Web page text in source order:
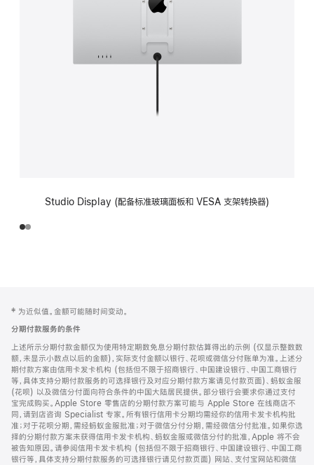
Studio Display (配备标准玻璃面板和 VESA 支架转换器)
页
页
脚
注
‡ 为近似值。金额可能随时间变动。
分期付款服务的条件
上述所示分期付款金额仅为使用特定期数免息分期付款估算得出的示例 (仅显示整数数
额，未显示小数点以后的金额)，实际支付金额以银行、花呗或微信分付账单为准。上述分
期付款方案由信用卡发卡机构 (包括但不限于招商银行、中国建设银行、中国工商银行
等，具体支持分期付款服务的可选择银行及对应分期付款方案请见付款页面)、蚂蚁金服
(花呗) 以及微信分付面向符合条件的中国大陆居民提供。部分银行会要求你通过支付
宝完成购买。Apple Store 零售店的分期付款方案可能与 Apple Store 在线商店不
同，请到店咨询 Specialist 专家。所有银行信用卡分期均需经你的信用卡发卡机构批
准；对于花呗分期，需经蚂蚁金服批准；对于微信分付分期，需经微信分付批准。如果你选
择的分期付款方案未获得信用卡发卡机构、蚂蚁金服或微信分付的批准，Apple 将不会
被告知原因。请参阅信用卡发卡机构 (包括但不限于招商银行、中国建设银行、中国工商
银行等，具体支持分期付款服务的可选择银行请见付款页面) 网站、支付宝网站和微信